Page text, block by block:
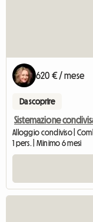
620 € / mese
Da scoprire
Sistemazione
Alloggio condiviso |
1 pers. | Minimo 6 mesi